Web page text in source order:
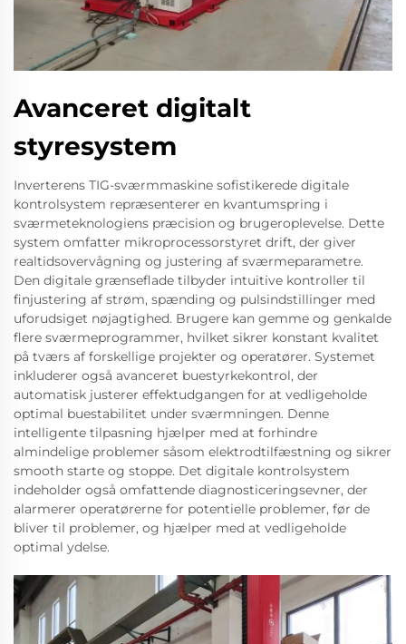
Avanceret digitalt
styresystem
Inverterens TIG-sværmmaskine sofistikerede digitale
kontrolsystem repræsenterer en kvantumspring i
sværmeteknologiens præcision og brugeroplevelse. Dette
system omfatter mikroprocessorstyret drift, der giver
realtidsovervågning og justering af sværmeparametre.
Den digitale grænseflade tilbyder intuitive kontroller til
finjustering af strøm, spænding og pulsindstillinger med
uforudsiget nøjagtighed. Brugere kan gemme og genkalde
flere sværmeprogrammer, hvilket sikrer konstant kvalitet
på tværs af forskellige projekter og operatører. Systemet
inkluderer også avanceret buestyrkekontrol, der
automatisk justerer effektudgangen for at vedligeholde
optimal buestabilitet under sværmningen. Denne
intelligente tilpasning hjælper med at forhindre
almindelige problemer såsom elektrodtilfæstning og sikrer
smooth starte og stoppe. Det digitale kontrolsystem
indeholder også omfattende diagnosticeringsevner, der
alarmerer operatørerne for potentielle problemer, før de
bliver til problemer, og hjælper med at vedligeholde
optimal ydelse.